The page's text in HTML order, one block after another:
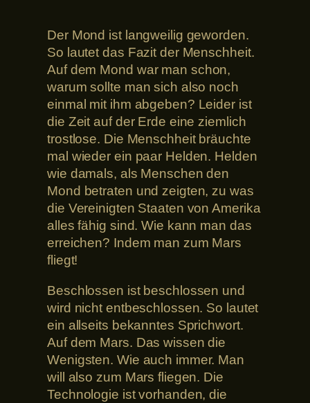
Der Mond ist langweilig geworden.
So lautet das Fazit der Menschheit.
Auf dem Mond war man schon,
warum sollte man sich also noch
einmal mit ihm abgeben? Leider ist
die Zeit auf der Erde eine ziemlich
trostlose. Die Menschheit bräuchte
mal wieder ein paar Helden. Helden
wie damals, als Menschen den
Mond betraten und zeigten, zu was
die Vereinigten Staaten von Amerika
alles fähig sind. Wie kann man das
erreichen? Indem man zum Mars
fliegt!
Beschlossen ist beschlossen und
wird nicht entbeschlossen. So lautet
ein allseits bekanntes Sprichwort.
Auf dem Mars. Das wissen die
Wenigsten. Wie auch immer. Man
will also zum Mars fliegen. Die
Technologie ist vorhanden, die